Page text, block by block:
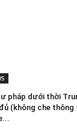
pháp dưới thời
(không che thông